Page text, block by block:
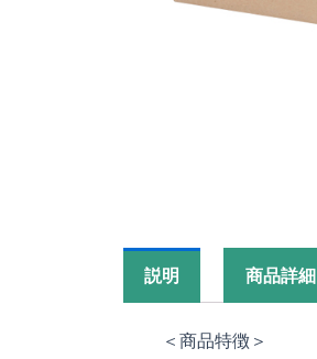
説明 商品詳細
＜商品特徴＞